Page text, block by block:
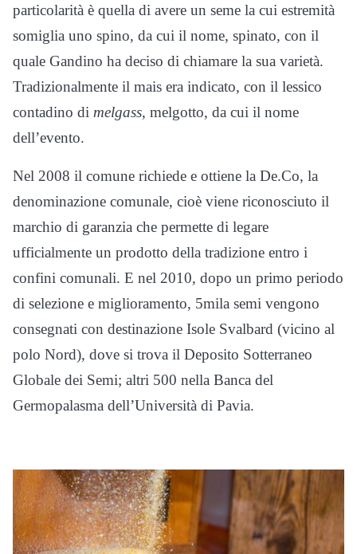
particolarità è quella di avere un seme la cui estremità
somiglia uno spino, da cui il nome, spinato, con il
quale Gandino ha deciso di chiamare la sua varietà.
Tradizionalmente il mais era indicato, con il lessico
contadino di melgass, melgotto, da cui il nome
dell’evento.
Nel 2008 il comune richiede e ottiene la De.Co, la
denominazione comunale, cioè viene riconosciuto il
marchio di garanzia che permette di legare
ufficialmente un prodotto della tradizione entro i
confini comunali. E nel 2010, dopo un primo periodo
di selezione e miglioramento, 5mila semi vengono
consegnati con destinazione Isole Svalbard (vicino al
polo Nord), dove si trova il Deposito Sotterraneo
Globale dei Semi; altri 500 nella Banca del
Germopalasma dell’Università di Pavia.